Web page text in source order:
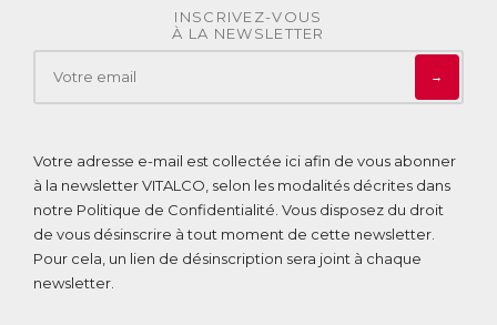
INSCRIVEZ-VOUS
À LA NEWSLETTER
→
Votre adresse e-mail est collectée ici afin de vous abonner
à la newsletter VITALCO, selon les modalités décrites dans
notre Politique de Confidentialité . Vous disposez du droit
de vous désinscrire à tout moment de cette newsletter.
Pour cela, un lien de désinscription sera joint à chaque
newsletter.